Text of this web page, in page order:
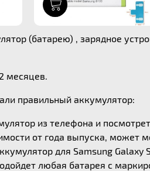
(батарею) , зарядное
месяцев.
правильный аккумулятор:
из телефона и
от года выпуска, может
для Samsung Galaxy
любая батарея с